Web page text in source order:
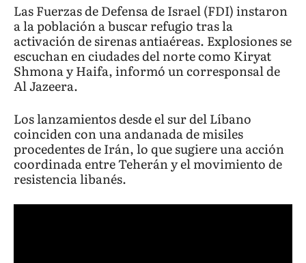
Las Fuerzas de Defensa de Israel (FDI) instaron
a la población a buscar refugio tras la
activación de sirenas antiaéreas. Explosiones se
escuchan en ciudades del norte como Kiryat
Shmona y Haifa, informó un corresponsal de
Al Jazeera.
Los lanzamientos desde el sur del Líbano
coinciden con una andanada de misiles
procedentes de Irán, lo que sugiere una acción
coordinada entre Teherán y el movimiento de
resistencia libanés.